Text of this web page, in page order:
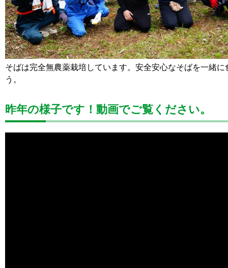
そばは完全無農薬栽培しています。安全安心なそばを一緒に
う。
昨年の様子です！動画でご覧ください。